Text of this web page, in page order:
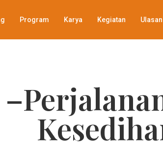
Program Karya Kegiatan Ulasan